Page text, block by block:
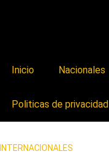
Inicio Nacionales
Politicas de privacidad
INTERNACIONALES